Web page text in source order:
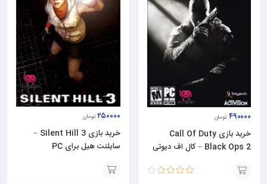
۴۹۰۰۰۰ تومان
خرید بازی Call Of Duty
Black Ops 2 – کال اف دیوتی
۲۵۰۰۰۰ تومان
خرید بازی Silent Hill 3 –
سایلنت هیل برای PC